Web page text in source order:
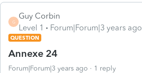
G
Guy Corbin
Level 1
Forum|Forum|3 years ago
QUESTION
Annexe 24
Forum|Forum|3 years ago 1 reply